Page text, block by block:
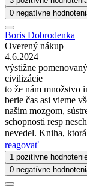
0 negatívne
Boris Dobrodenka
Overený nákup
4.6.2024
výstižne
civilizácie
to že nám množstvo
berie čas asi vieme
našim mozgom,
schopnosti resp
nevedel. Kniha,
reagovať
1 pozitívne
0 negatívne